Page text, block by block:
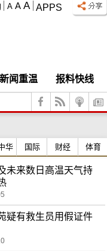
APPS
A A A
新闻重温 报料快线
华 国际 财经 体育
未来数日高温天气持
疑有救生员用假证件